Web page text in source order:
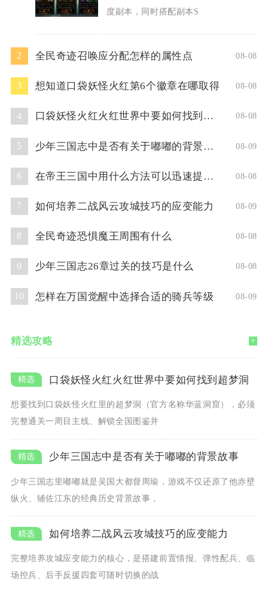
度副本，同时搭配副本S
2 全民奇迹召唤应分配怎样的属性点 08-08
3 想知道口袋妖怪火红第6个徽章在哪取得 08-08
4 口袋妖怪火红火红世界中要如何找到超梦洞 08-08
5 少年三国志中是否有关于嘟嘟的背景故事 08-09
6 在帝王三国中用什么方法可以迅速提升人物等级 08-08
7 如何培养二战风云攻城技巧的应变能力 08-09
8 全民奇迹恐惧魔王周围有什么 08-08
9 少年三国志26章过关的技巧是什么 08-08
10 怎样在万国觉醒中选择合适的骑兵等级 08-09
精选攻略 +
口袋妖怪火红火红世界中要如何找到超梦洞
想要找到口袋妖怪火红里的超梦洞（官方名称华蓝洞窟），必须
完整通关一周目主线、解锁全国图鉴并
少年三国志中是否有关于嘟嘟的背景故事
少年三国志里嘟嘟就是吴国大都督周瑜，游戏不仅还原了他赤壁
纵火、辅佐江东的经典历史背景故事，
如何培养二战风云攻城技巧的应变能力
完整培养攻城应变能力的核心，是搭建前置情报、弹性配兵、临
场控兵、后手反援四套可随时切换的战